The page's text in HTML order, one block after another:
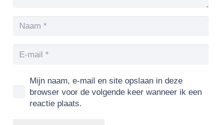
Mijn naam, e-mail en site opslaan in deze
browser voor de volgende keer wanneer ik een
reactie plaats.